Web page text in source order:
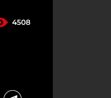
4508